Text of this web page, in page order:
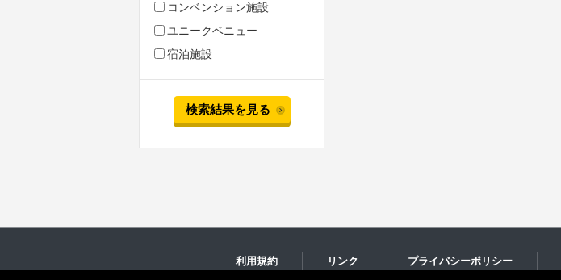
コンベンション施設
ユニークベニュー
宿泊施設
検索結果を見る
利用規約 リンク プライバシーポリシー